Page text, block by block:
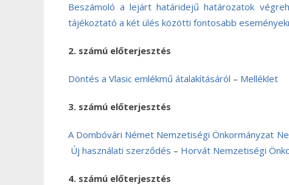
Beszámoló a lejárt határidejű határozatok
tájékoztató a két ülés közötti fontosabb
2. számú előterjesztés
Döntés a Vlasic emlékmű átalakításáról – Melléklet
3. számú előterjesztés
A Dombóvári Német Nemzetiségi Önkormányzat
Új használati szerződés – Horvát Nemzetiségi
4. számú előterjesztés